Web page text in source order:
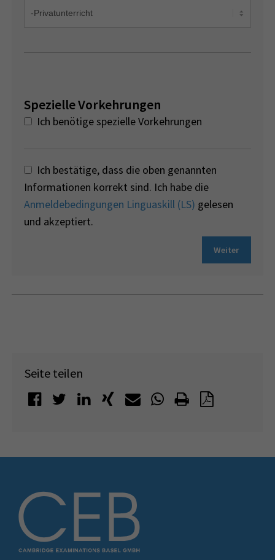
Spezielle Vorkehrungen
Ich benötige spezielle Vorkehrungen
Ich bestätige, dass die oben genannten
Informationen korrekt sind. Ich habe die
Anmeldebedingungen Linguaskill (LS) gelesen
und akzeptiert.
Weiter
Seite teilen